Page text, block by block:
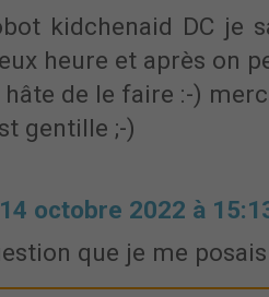
kidchenaid DC je
heure et après on
de le faire :-)
gentille ;-)
14 octobre 2022 à
que je me posais